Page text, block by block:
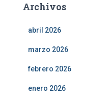
Archivos
abril 2026
marzo 2026
febrero 2026
enero 2026